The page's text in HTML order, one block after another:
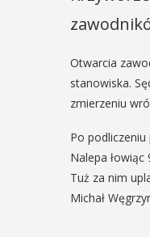
Otwarcia
stanowiska.
zmierzeniu
Po
Nalepa
Tuż za nim
Michał